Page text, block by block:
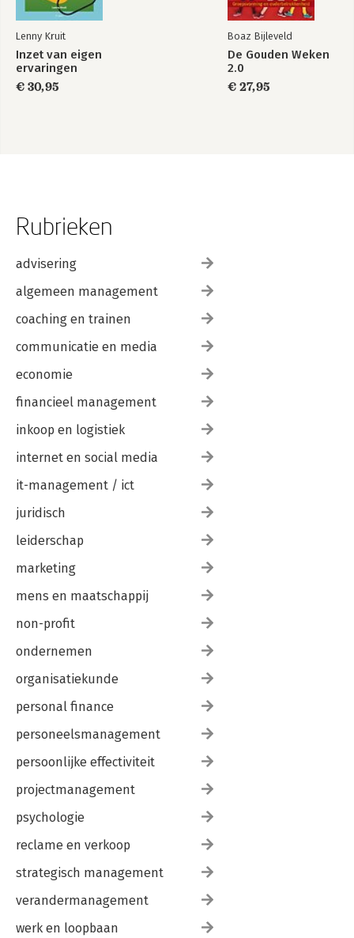
Lenny Kruit
Inzet van eigen
ervaringen
€ 30,95
Boaz Bijleveld
De Gouden Weken
2.0
€ 27,95
Rubrieken
advisering
algemeen management
coaching en trainen
communicatie en media
economie
financieel management
inkoop en logistiek
internet en social media
it-management / ict
juridisch
leiderschap
marketing
mens en maatschappij
non-profit
ondernemen
organisatiekunde
personal finance
personeelsmanagement
persoonlijke effectiviteit
projectmanagement
psychologie
reclame en verkoop
strategisch management
verandermanagement
werk en loopbaan